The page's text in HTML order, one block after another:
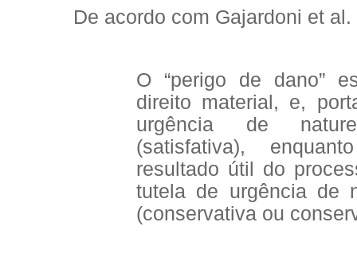
De acordo com Gajardoni et
O “perigo de dano”
direito material, e,
urgência de
(satisfativa),
resultado útil do
tutela de urgência de
(conservativa ou